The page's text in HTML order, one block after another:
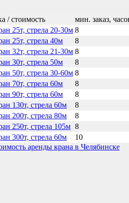
/ стоимость
мин. заказ,
25т, стрела 20-30м 8
25т, стрела 40м
8
32т, стрела 21-30м 8
30т, стрела 50м
8
50т, стрела 30-60м 8
70т, стрела 60м
8
90т, стрела 60м
8
130т, стрела 60м
8
200т, стрела 80м
8
250т, стрела 105м 8
300т, стрела 60м
10
аренды крана в Челябинске